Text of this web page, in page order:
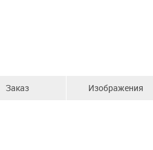
Заказ Изображения